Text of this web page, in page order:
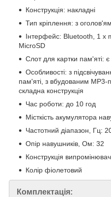
Конструкція: накладні
Тип кріплення: з оголов'ям
Інтерфейс: Bluetooth, 1 x
MicroSD
Слот для картки пам'яті: є
Особливості: з
пам'яті, з вбудованим
складна конструкція
Час роботи: до 10 год
Місткість акумулятора
Частотний діапазон, Гц:
Опір навушників, Ом: 32
Конструкція
Колір фіолетовий
Комплектація: